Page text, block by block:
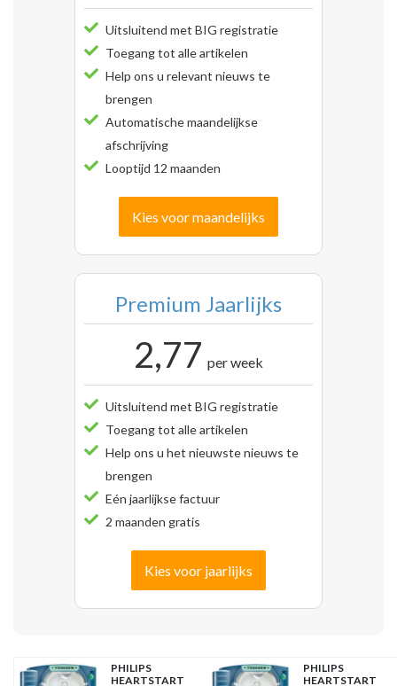
Uitsluitend met BIG registratie
Toegang tot alle artikelen
Help ons u relevant nieuws te
brengen
Automatische maandelijkse
afschrijving
Looptijd 12 maanden
Kies voor maandelijks
Premium Jaarlijks
2,77 per week
Uitsluitend met BIG registratie
Toegang tot alle artikelen
Help ons u het nieuwste nieuws te
brengen
Eén jaarlijkse factuur
2 maanden gratis
Kies voor jaarlijks
PHILIPS
HEARTSTART
PHILIPS
HEARTSTART